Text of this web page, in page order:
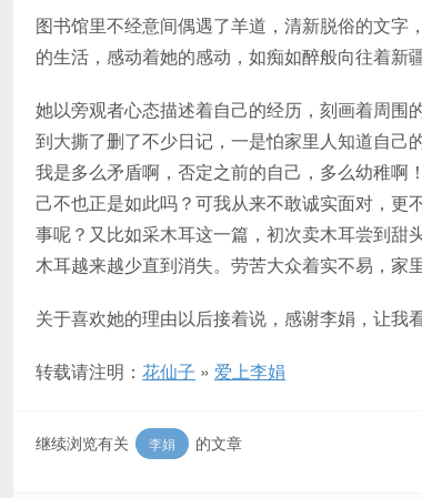
图书馆里不经意间偶遇了羊道，清新脱俗的文
的生活，感动着她的感动，如痴如醉般向往着新
她以旁观者心态描述着自己的经历，刻画着周围
到大撕了删了不少日记，一是怕家里人知道自己
我是多么矛盾啊，否定之前的自己，多么幼稚啊
己不也正是如此吗？可我从来不敢诚实面对，
事呢？又比如采木耳这一篇，初次卖木耳尝到甜
木耳越来越少直到消失。劳苦大众着实不易，家
关于喜欢她的理由以后接着说，感谢李娟，让我
转载请注明： 花仙子 » 爱上李娟
继续浏览有关 李娟 的文章